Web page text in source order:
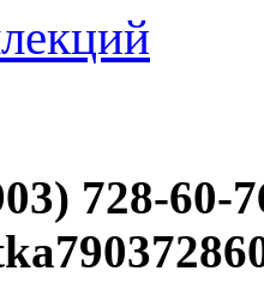
728-60-